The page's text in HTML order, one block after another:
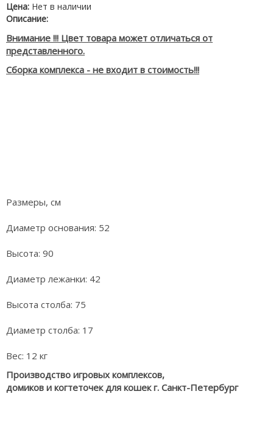
Цена: Нет в наличии
Описание:
Внимание !!! Цвет товара может отличаться от
представленного.
Сборка комплекса - не входит в стоимость!!!
Размеры, см
Диаметр основания: 52
Высота: 90
Диаметр лежанки: 42
Высота столба: 75
Диаметр столба: 17
Вес: 12 кг
Производство игровых комплексов,
домиков и когтеточек для кошек г. Санкт-Петербург